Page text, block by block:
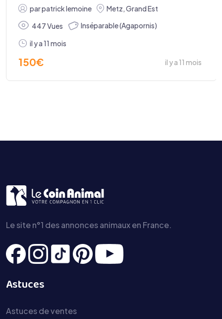
parpatrick lemoine Metz,Grand Est
447 Vues
Inséparable (Agapornis)
il y a 11 mois
150€ il y a 11 mois
Le site n°1 des annonces animaux en France.
Astuces
Astuces de ventes